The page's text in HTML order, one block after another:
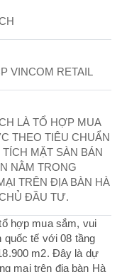
VINCOM RETAIL
LÀ TỔ HỢP MUA
THEO TIÊU CHUẨN
MẶT SÀN BÁN
NẰM TRONG
TRÊN ĐỊA BÀN HÀ
ĐẦU TƯ.
hợp mua sắm, vui
quốc tế với 08 tầng
m2. Đây là dự
mại trên địa bàn Hà